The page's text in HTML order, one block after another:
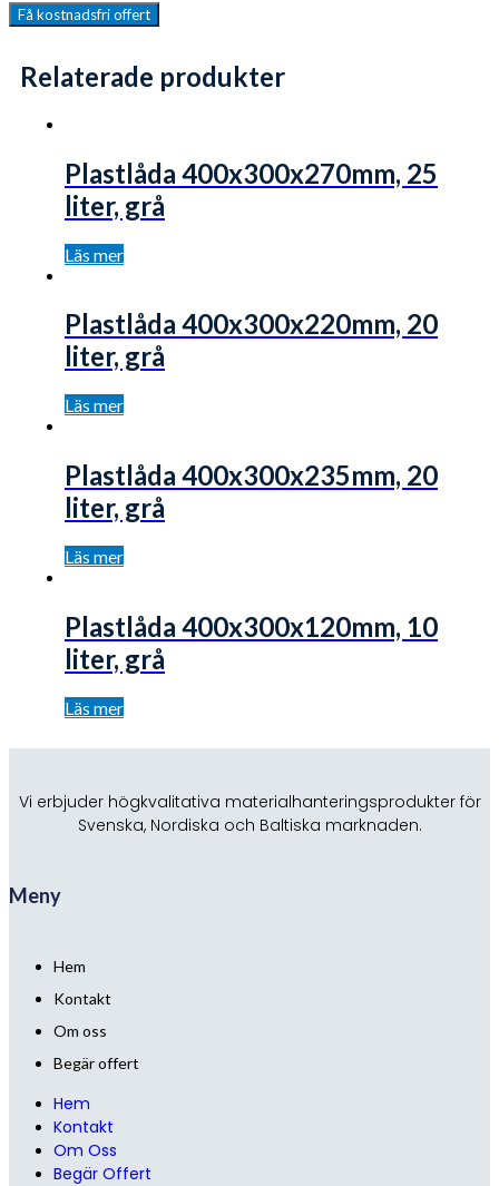
Få kostnadsfri offert
Relaterade produkter
Plastlåda 400x300x270mm, 25
liter, grå
Läs mer
Plastlåda 400x300x220mm, 20
liter, grå
Läs mer
Plastlåda 400x300x235mm, 20
liter, grå
Läs mer
Plastlåda 400x300x120mm, 10
liter, grå
Läs mer
Vi erbjuder högkvalitativa materialhanteringsprodukter för
Svenska, Nordiska och Baltiska marknaden.
Meny
Hem
Kontakt
Om oss
Begär offert
Hem
Kontakt
Om Oss
Begär Offert